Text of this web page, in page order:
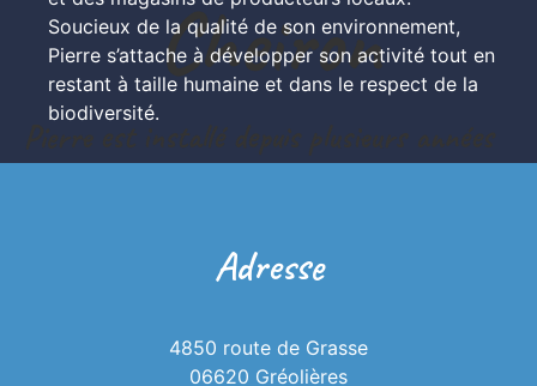
Cheiron
Soucieux de la qualité de son environnement,
Pierre s’attache à développer son activité tout en
restant à taille humaine et dans le respect de la
biodiversité.
Adresse
4850 route de Grasse
06620 Gréolières